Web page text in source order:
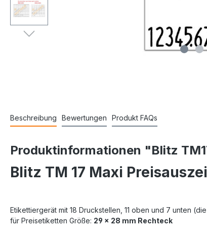
Beschreibung Bewertungen Produkt FAQs
Produktinformationen "Blitz
Blitz TM 17 Maxi
Etikettiergerät mit 18 Druckstellen, 11 oben und 7 unten
für Preisetiketten Größe: 29 x 28 mm Rechteck